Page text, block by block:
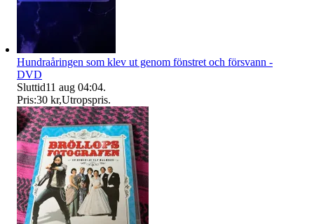
Hundraåringen som klev ut genom fönstret och försvann -
DVD
Sluttid11 aug 04:04.
Pris:30 kr,Utropspris.